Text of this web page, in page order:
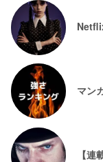
マン
【